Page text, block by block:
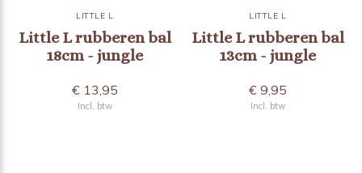
LITTLE L
Little L rubberen bal
18cm - jungle
€ 13,95
Incl. btw
LITTLE L
Little L rubberen bal
13cm - jungle
€ 9,95
Incl. btw